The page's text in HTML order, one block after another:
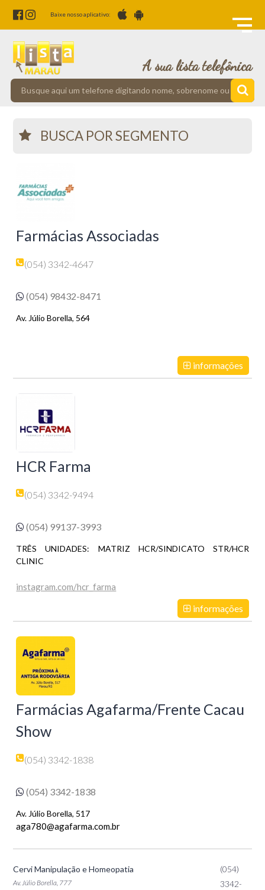
Baixe nosso aplicativo:
A sua lista telefônica
BUSCA POR SEGMENTO
Farmácias Associadas
(054) 3342-4647
(054) 98432-8471
Av. Júlio Borella, 564
informações
HCR Farma
(054) 3342-9494
(054) 99137-3993
TRÊS UNIDADES: MATRIZ HCR/SINDICATO STR/HCR
CLINIC
instagram.com/hcr_farma
informações
Farmácias Agafarma/Frente Cacau
Show
(054) 3342-1838
(054) 3342-1838
Av. Júlio Borella, 517
aga780@agafarma.com.br
Cervi Manipulação e Homeopatia
Av. Júlio Borella, 777
(054)
3342-